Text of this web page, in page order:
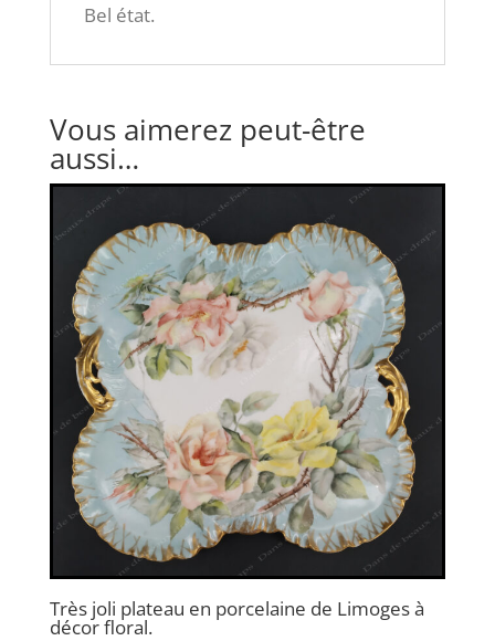
Bel état.
Vous aimerez peut-être
aussi…
Très joli plateau en porcelaine de Limoges à
décor floral.